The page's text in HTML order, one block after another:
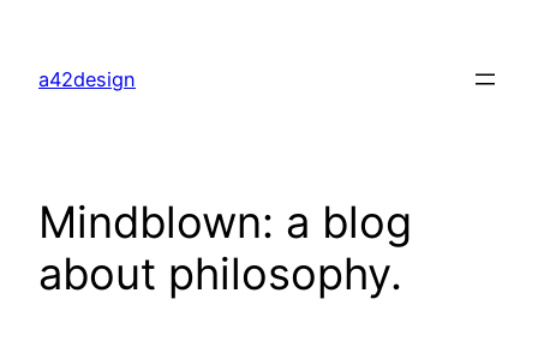
contenido
a42design
Mindblown: a blog
about philosophy.